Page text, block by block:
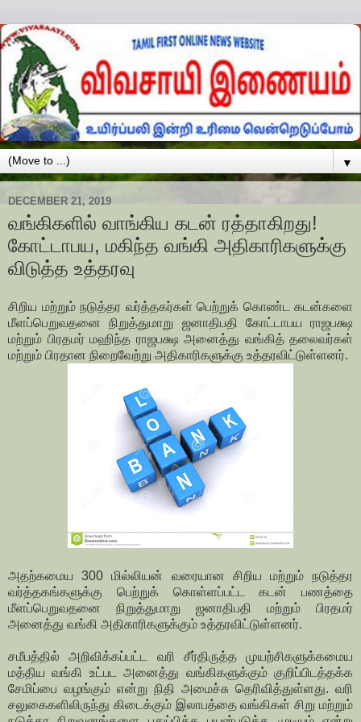
▼
DECEMBER 21, 2019
வங்கிகளில் வாங்கிய கடன் ரத்தாகிறது!
கோட்டாபய, மகிந்த வங்கி அதிகாரிகளுக்கு
விடுத்த உத்தரவு
சிறிய மற்றும் நடுத்தர வர்த்தகர்கள் பெற்றுக் கொண்ட கடன்களை
மீளப்பெறுவதனை நிறுத்துமாறு ஜனாதிபதி கோட்டாபய ராஜபக்ஷ
மற்றும் பிரதமர் மஹிந்த ராஜபக்ஷ அனைத்து வங்கித் தலைவர்கள்
மற்றும் பிரதான நிறைவேற்று அதிகாரிகளுக்கு உத்தரவிட்டுள்ளனர்.
அதற்கமைய 300 மில்லியன் வரையான சிறிய மற்றும் நடுத்தர
வர்த்தகங்களுக்கு பெற்றுக் கொள்ளப்பட்ட கடன் பணத்தை
மீளப்பெறுவதனை நிறுத்துமாறு ஜனாதிபதி மற்றும் பிரதமர்
அனைத்து வங்கி அதிகாரிகளுக்கும் உத்தரவிட்டுள்ளனர்.
சமீபத்தில் அறிவிக்கப்பட்ட வரி சீர்திருத்த முயற்சிகளுக்கமைய
மத்திய வங்கி உட்பட அனைத்து வங்கிகளுக்கும் குறிப்பிடத்தக்க
சேமிப்பை வழங்கும் என்று நிதி அமைச்சு தெரிவித்துள்ளது. வரி
சலுகைகளிலிருந்து கிடைக்கும் இலாபத்தை வங்கிகள் சிறு மற்றும்